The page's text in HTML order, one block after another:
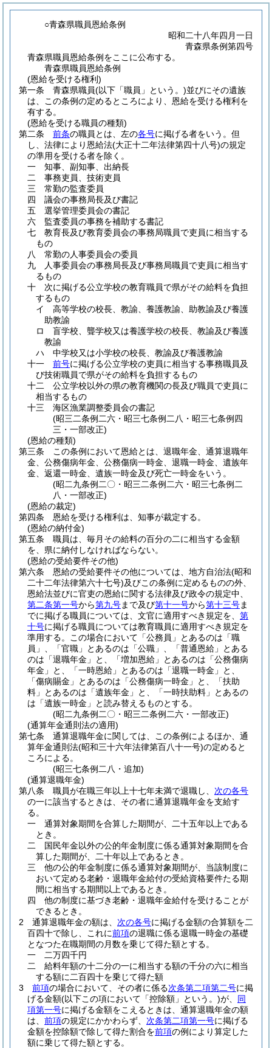
○青森県職員恩給条例
昭和二十八年四月一日
青森県条例第四号
青森県職員恩給条例をここに公布する。
青森県職員恩給条例
(恩給を受ける権利)
第一条
青森県職員(以下「職員」という。)並びにその遺族
は、この条例の定めるところにより、恩給を受ける権利を
有する。
(恩給を受ける職員の種類)
第二条
前条の職員とは、左の各号に掲げる者をいう。 但
し、法律により恩給法(大正十二年法律第四十八号)の規定
の準用を受ける者を除く。
一
知事、副知事、出納長
二
事務吏員、技術吏員
三
常勤の監査委員
四
議会の事務局長及び書記
五
選挙管理委員会の書記
六
監査委員の事務を補助する書記
七
教育長及び教育委員会の事務局職員で吏員に相当する
もの
八
常勤の人事委員会の委員
九
人事委員会の事務局長及び事務局職員で吏員に相当す
るもの
十
次に掲げる公立学校の教育職員で県がその給料を負担
するもの
イ
高等学校の校長、教諭、養護教諭、助教諭及び養護
助教諭
ロ
盲学校、聾学校又は養護学校の校長、教諭及び養護
教諭
ハ
中学校又は小学校の校長、教諭及び養護教諭
十一
前号に掲げる公立学校の吏員に相当する事務職員及
び技術職員で県がその給料を負担するもの
十二
公立学校以外の県の教育機関の長及び職員で吏員に
相当するもの
十三
海区漁業調整委員会の書記
(昭三二条例二六・昭三七条例二八・昭三七条例四
三・一部改正)
(恩給の種類)
第三条
この条例において恩給とは、退職年金、通算退職年
金、公務傷病年金、公務傷病一時金、退職一時金、遺族年
金、返還一時金、遺族一時金及び死亡一時金をいう。
(昭二九条例二〇・昭三二条例二六・昭三七条例二
八・一部改正)
(恩給の裁定)
第四条
恩給を受ける権利は、知事が裁定する。
(恩給の納付金)
第五条
職員は、毎月その給料の百分の二に相当する金額
を、県に納付しなければならない。
(恩給の受給要件その他)
第六条
恩給の受給要件その他については、地方自治法(昭和
二十二年法律第六十七号)及びこの条例に定めるものの外、
恩給法並びに官吏の恩給に関する法律及び政令の規定中、
第二条第一号から第九号まで及び第十一号から第十三号ま
でに掲げる職員については、文官に適用すべき規定を、 第
十号に掲げる職員については教育職員に適用すべき規定を
準用する。
この場合において「公務員」とあるのは「職
員」、「官職」とあるのは「公職」、「普通恩給」とある
のは「退職年金」と、「増加恩給」とあるのは「公務傷病
年金」と、「一時恩給」とあるのは「退職一時金」と、
「傷病賜金」とあるのは「公務傷病一時金」と、「扶助
料」とあるのは「遺族年金」と、「一時扶助料」とあるの
は「遺族一時金」と読み替えるものとする。
(昭二九条例二〇・昭三二条例二六・一部改正)
(通算年金通則法の適用)
第七条
通算退職年金に関しては、この条例によるほか、通
算年金通則法(昭和三十六年法律第百八十一号)の定めると
ころによる。
(昭三七条例二八・追加)
(通算退職年金)
第八条
職員が在職三年以上十七年未満で退職し、 次の各号
の一に該当するときは、その者に通算退職年金を支給す
る。
一
通算対象期間を合算した期間が、二十五年以上である
とき。
二
国民年金以外の公的年金制度に係る通算対象期間を合
算した期間が、二十年以上であるとき。
三
他の公的年金制度に係る通算対象期間が、当該制度に
おいて定める老齢・退職年金給付の受給資格要件たる期
間に相当する期間以上であるとき。
四
他の制度に基づき老齢・退職年金給付を受けることが
できるとき。
2
通算退職年金の額は、 次の各号に掲げる金額の合算額を二
百四十で除し、これに前項の退職に係る退職一時金の基礎
となつた在職期間の月数を乗じて得た額とする。
一
二万四千円
二
給料年額の十二分の一に相当する額の千分の六に相当
する額に二百四十を乗じて得た額
3
前項の場合において、その者に係る次条第二項第二号に掲
げる金額(以下この項において「控除額」という。)が、 同
項第一号に掲げる金額をこえるときは、通算退職年金の額
は、 前項の規定にかかわらず、 次条第二項第一号に掲げる
金額を控除額で除して得た割合を前項の例により算定した
額に乗じて得た額とする。